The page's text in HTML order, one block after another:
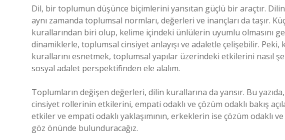
Dil, bir toplumun düşünce biçimlerini yansıtan güçlü bir araçtır.
aynı zamanda toplumsal normları, değerleri ve inançları da taşır.
kurallarından biri olup, kelime içindeki ünlülerin uyumlu olmasını
dinamiklerle, toplumsal cinsiyet anlayışı ve adaletle çelişebilir.
kurallarını esnetmek, toplumsal yapılar üzerindeki etkilerini nasıl
sosyal adalet perspektifinden ele alalım.
Toplumların değişen değerleri, dilin kurallarına da yansır. Bu
cinsiyet rollerinin etkilerini, empati odaklı ve çözüm odaklı bakış
etkiler ve empati odaklı yaklaşımının, erkeklerin ise çözüm odaklı
göz önünde bulunduracağız.